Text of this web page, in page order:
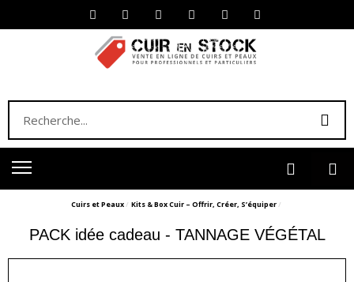
Cuirs et Peaux Kits & Box Cuir – Offrir, Créer, S’équiper
PACK idée cadeau - TANNAGE VÉGÉTAL